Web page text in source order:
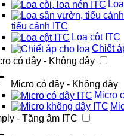
tiểu cảnh ITC
Loa cột ITC
Chiết
có dây - Không dây
Micro có dây - Không dây
Micro
- Tăng âm ITC